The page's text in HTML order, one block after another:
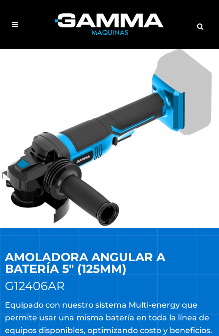
AMOLADORA ANGULAR A
BATERÍA 5″ (125MM)
G12406AR
Equipado con nuestro sistema Multi-energy que
permite usar una misma batería en toda la línea de
equipos disponibles, optimizando costo y beneficios.